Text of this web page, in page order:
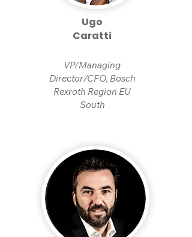
Ugo
Caratti
VP/Managing
Director/CFO, Bosch
Rexroth Region EU
South